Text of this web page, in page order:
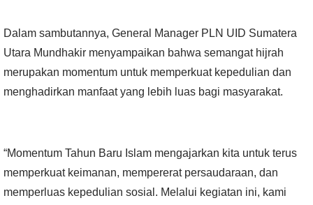
Dalam sambutannya, General Manager PLN UID Sumatera
Utara Mundhakir menyampaikan bahwa semangat hijrah
merupakan momentum untuk memperkuat kepedulian dan
menghadirkan manfaat yang lebih luas bagi masyarakat.
“Momentum Tahun Baru Islam mengajarkan kita untuk terus
memperkuat keimanan, mempererat persaudaraan, dan
memperluas kepedulian sosial. Melalui kegiatan ini, kami